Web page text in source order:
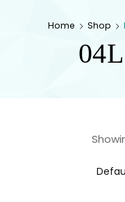
Home Shop